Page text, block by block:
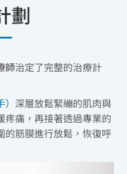
劃
師治定了完整的治療計
深層放鬆緊繃的肌肉與
疼痛，再接著透過專業的
的筋膜進行放鬆，恢復呼